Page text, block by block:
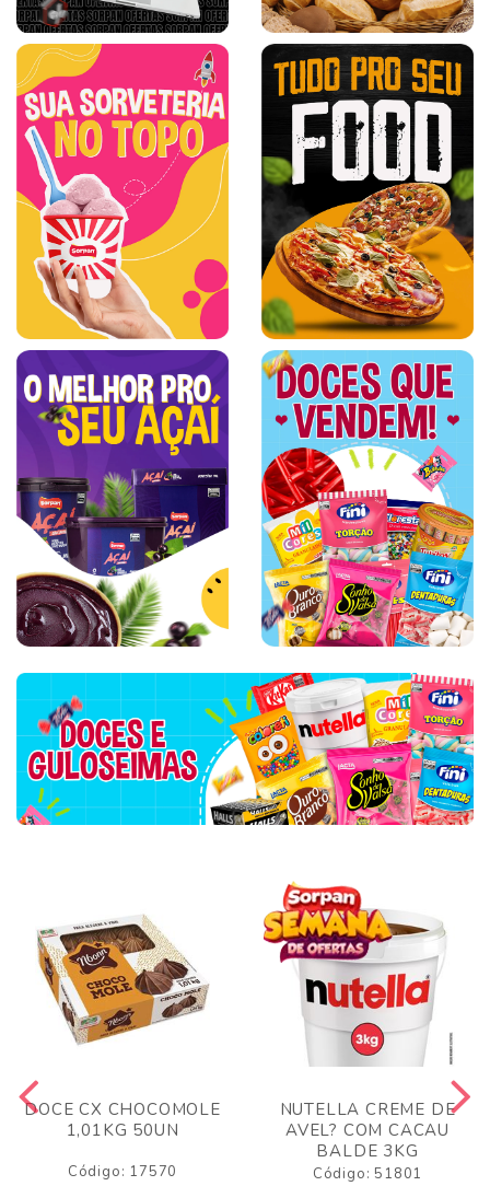
DOCE CX CHOCOMOLE
1,01KG 50UN
Código: 17570
NUTELLA CREME DE
AVEL? COM CACAU
BALDE 3KG
Código: 51801